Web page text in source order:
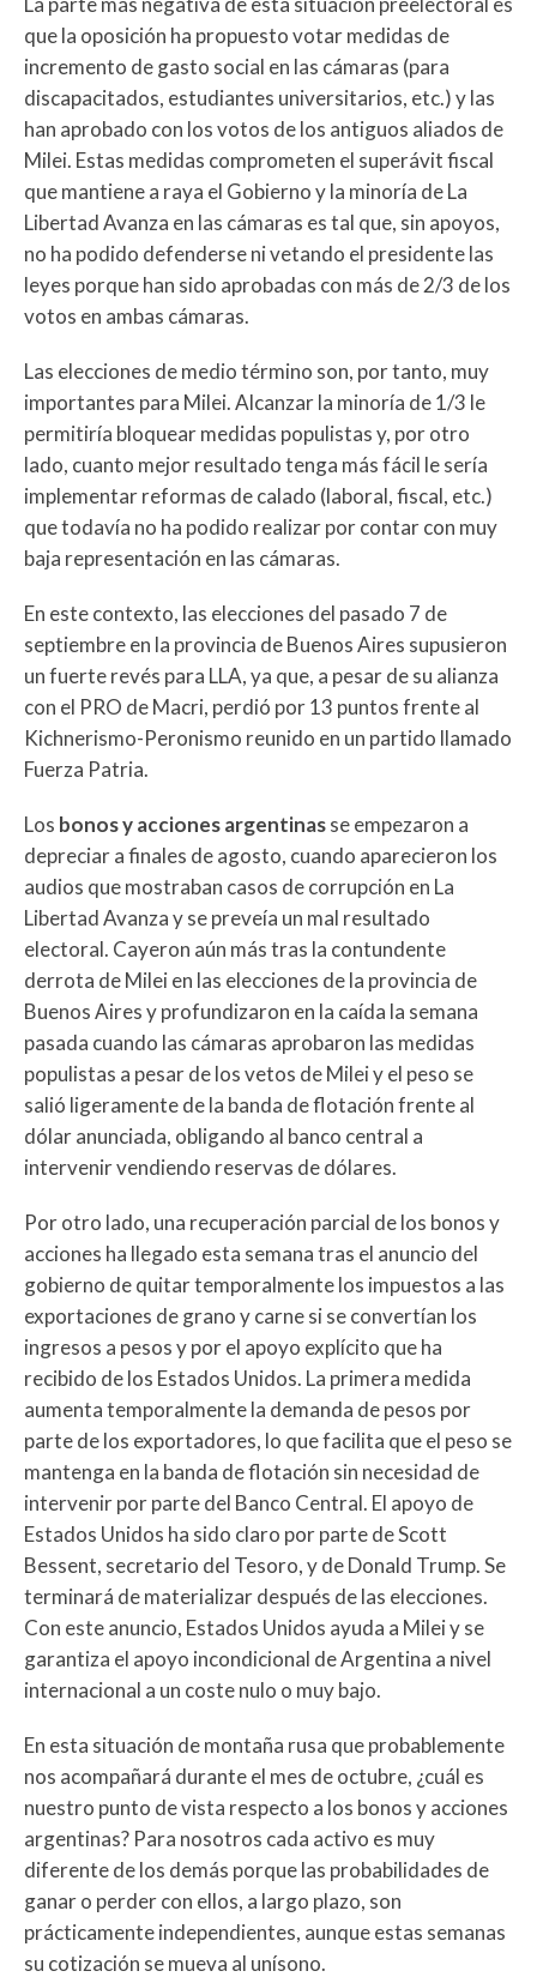
que la oposición ha propuesto votar medidas de
incremento de gasto social en las cámaras (para
discapacitados, estudiantes universitarios, etc.) y las
han aprobado con los votos de los antiguos aliados de
Milei. Estas medidas comprometen el superávit fiscal
que mantiene a raya el Gobierno y la minoría de La
Libertad Avanza en las cámaras es tal que, sin apoyos,
no ha podido defenderse ni vetando el presidente las
leyes porque han sido aprobadas con más de 2/3 de los
votos en ambas cámaras.
Las elecciones de medio término son, por tanto, muy
importantes para Milei. Alcanzar la minoría de 1/3 le
permitiría bloquear medidas populistas y, por otro
lado, cuanto mejor resultado tenga más fácil le sería
implementar reformas de calado (laboral, fiscal, etc.)
que todavía no ha podido realizar por contar con muy
baja representación en las cámaras.
En este contexto, las elecciones del pasado 7 de
septiembre en la provincia de Buenos Aires supusieron
un fuerte revés para LLA, ya que, a pesar de su alianza
con el PRO de Macri, perdió por 13 puntos frente al
Kichnerismo-Peronismo reunido en un partido llamado
Fuerza Patria.
Los bonos y acciones argentinasse empezaron a
depreciar a finales de agosto, cuando aparecieron los
audios que mostraban casos de corrupción en La
Libertad Avanza y se preveía un mal resultado
electoral. Cayeron aún más tras la contundente
derrota de Milei en las elecciones de la provincia de
Buenos Aires y profundizaron en la caída la semana
pasada cuando las cámaras aprobaron las medidas
populistas a pesar de los vetos de Milei y el peso se
salió ligeramente de la banda de flotación frente al
dólar anunciada, obligando al banco central a
intervenir vendiendo reservas de dólares.
Por otro lado, una recuperación parcial de los bonos y
acciones ha llegado esta semana tras el anuncio del
gobierno de quitar temporalmente los impuestos a las
exportaciones de grano y carne si se convertían los
ingresos a pesos y por el apoyo explícito que ha
recibido de los Estados Unidos. La primera medida
aumenta temporalmente la demanda de pesos por
parte de los exportadores, lo que facilita que el peso se
mantenga en la banda de flotación sin necesidad de
intervenir por parte del Banco Central. El apoyo de
Estados Unidos ha sido claro por parte de Scott
Bessent, secretario del Tesoro, y de Donald Trump. Se
terminará de materializar después de las elecciones.
Con este anuncio, Estados Unidos ayuda a Milei y se
garantiza el apoyo incondicional de Argentina a nivel
internacional a un coste nulo o muy bajo.
En esta situación de montaña rusa que probablemente
nos acompañará durante el mes de octubre, ¿cuál es
nuestro punto de vista respecto a los bonos y acciones
argentinas? Para nosotros cada activo es muy
diferente de los demás porque las probabilidades de
ganar o perder con ellos, a largo plazo, son
prácticamente independientes, aunque estas semanas
su cotización se mueva al unísono.